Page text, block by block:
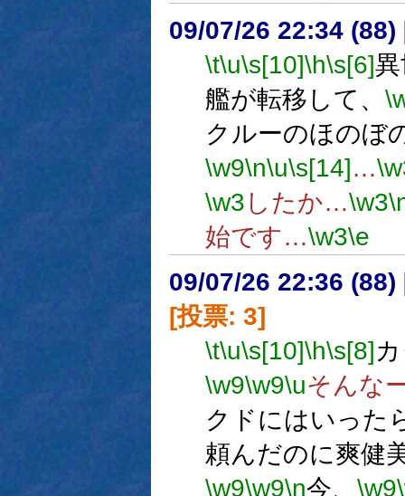
09/07/26 22:34 (88)
\t\u\s[10]\h\s[6]
艦が転移して、
クルーのほのぼ
\w9\n\u\s[14]…
\w3 したか…\w3
始です…\w3\e
09/07/26 22:36 (88)
[投票: 3]
\t\u\s[10]\h\s[8]
\w9\w9\uそんな
クドにはいった
頼んだのに爽健
\w9\w9\n今、 \w9